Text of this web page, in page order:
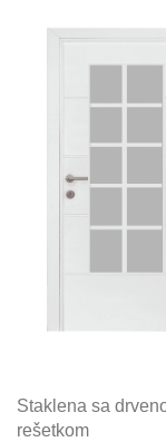
Staklena sa
rešetkom